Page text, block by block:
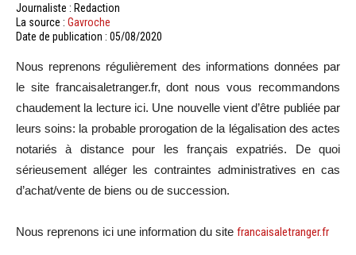
Journaliste : Redaction
La source : Gavroche
Date de publication : 05/08/2020
Nous reprenons régulièrement des informations données par
le site francaisaletranger.fr, dont nous vous recommandons
chaudement la lecture ici. Une nouvelle vient d’être publiée par
leurs soins: la probable prorogation de la légalisation des actes
notariés à distance pour les français expatriés. De quoi
sérieusement alléger les contraintes administratives en cas
d’achat/vente de biens ou de succession.
Nous reprenons ici une information du site francaisaletranger.fr